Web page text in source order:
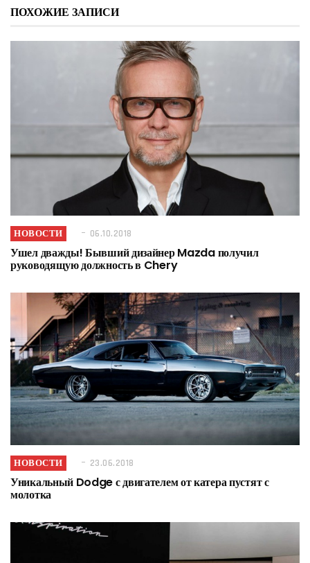
ПОХОЖИЕ ЗАПИСИ
НОВОСТИ 06.10.2018
Ушел дважды! Бывший дизайнер Mazda получил
руководящую должность в Chery
НОВОСТИ 23.06.2018
Уникальный Dodge с двигателем от катера пустят с
молотка